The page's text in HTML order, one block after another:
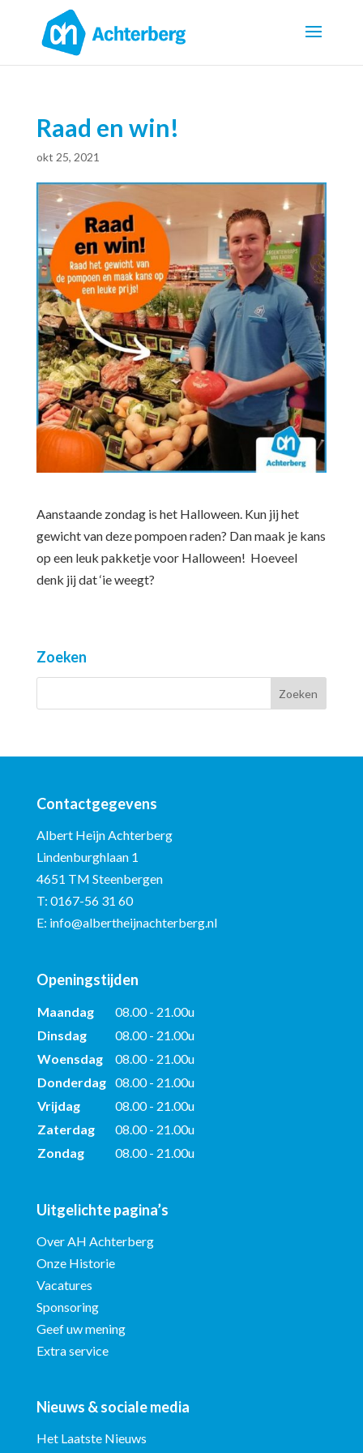
Raad en win!
okt 25, 2021
Aanstaande zondag is het Halloween. Kun jij het
gewicht van deze pompoen raden? Dan maak je kans
op een leuk pakketje voor Halloween! Hoeveel
denk jij dat ‘ie weegt?
Zoeken
Contactgegevens
Albert Heijn Achterberg
Lindenburghlaan 1
4651 TM Steenbergen
T: 0167-56 31 60
E: info@albertheijnachterberg.nl
Openingstijden
Maandag
08.00 - 21.00u
Dinsdag
08.00 - 21.00u
Woensdag
08.00 - 21.00u
Donderdag 08.00 - 21.00u
Vrijdag
08.00 - 21.00u
Zaterdag
08.00 - 21.00u
Zondag
08.00 - 21.00u
Uitgelichte pagina’s
Over AH Achterberg
Onze Historie
Vacatures
Sponsoring
Geef uw mening
Extra service
Nieuws & sociale media
Het Laatste Nieuws